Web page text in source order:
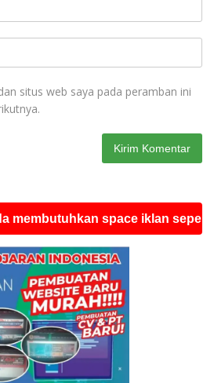
situs web saya pada peramban ini
space iklan seperti ini